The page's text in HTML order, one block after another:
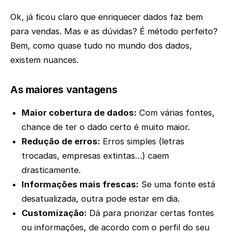
Ok, já ficou claro que enriquecer dados faz bem
para vendas. Mas e as dúvidas? É método perfeito?
Bem, como quase tudo no mundo dos dados,
existem nuances.
As maiores vantagens
Maior cobertura de dados: Com várias fontes,
chance de ter o dado certo é muito maior.
Redução de erros: Erros simples (letras
trocadas, empresas extintas…) caem
drasticamente.
Informações mais frescas: Se uma fonte está
desatualizada, outra pode estar em dia.
Customização: Dá para priorizar certas fontes
ou informações, de acordo com o perfil do seu